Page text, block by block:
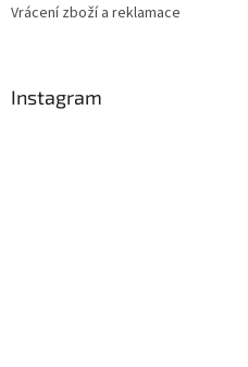
Vrácení zboží a reklamace
Instagram